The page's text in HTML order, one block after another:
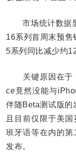
市场统计数据显
16系列首周末预
5系列同比减少约
关键原因在于
ce竟然没能与
伴随Beta测试版的
且目前仅限于美
班牙语等在内的
发布。